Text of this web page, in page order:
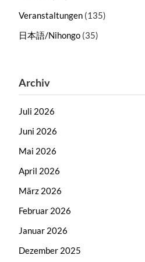
Veranstaltungen(135)
日本語/Nihongo(35)
Archiv
Juli 2026
Juni 2026
Mai 2026
April 2026
März 2026
Februar 2026
Januar 2026
Dezember 2025